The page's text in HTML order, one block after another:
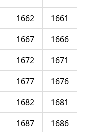
1661
1662
1666
1667
1671
1672
1676
1677
1681
1682
1686
1687